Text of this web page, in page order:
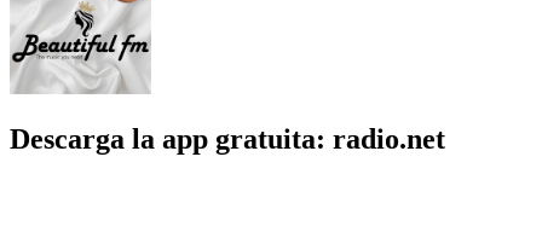
Descarga la app gratuita: radio.net